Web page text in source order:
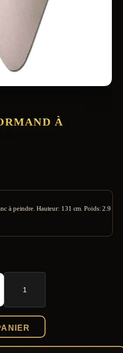
À
à peindre. Hauteur: 131 cm. Poids: 2.9
quantité
Bouclier
normand